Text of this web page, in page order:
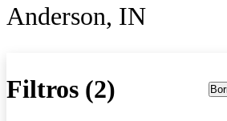
Anderson, IN
Filtros (2)